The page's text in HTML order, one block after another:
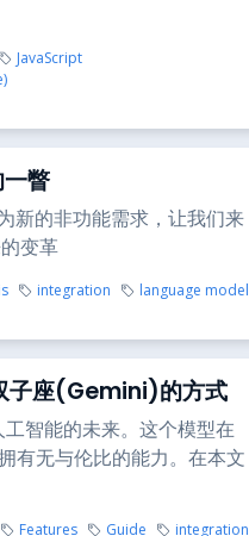
JavaScript
瞥
新的非功能需求，让我们来
变革
integration language model
子座(Gemini)的方式
智能的未来。这个模型在
有无与伦比的能力。在本文
Features Guide integration